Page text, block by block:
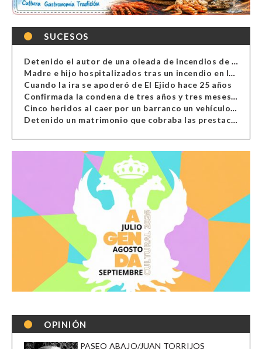
SUCESOS
Detenido el autor de una oleada de incendios de contenedores en Almería
Madre e hijo hospitalizados tras un incendio en la cocina de una vivienda en Almería
Cuando la ira se apoderó de El Ejido hace 25 años
Confirmada la condena de tres años y tres meses al hombre de Antas acusado de xenofobia
Cinco heridos al caer por un barranco un vehículo en Alcolea
Detenido un matrimonio que cobraba las prestaciones de ilegales en Almería, Granada, Málaga, Huelva y Murcia
OPINIÓN
PASEO ABAJO/JUAN TORRIJOS